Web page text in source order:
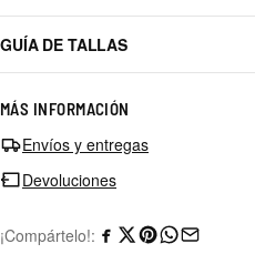
GUÍA DE TALLAS
MÁS INFORMACIÓN
Envíos y entregas
Devoluciones
¡Compártelo!: